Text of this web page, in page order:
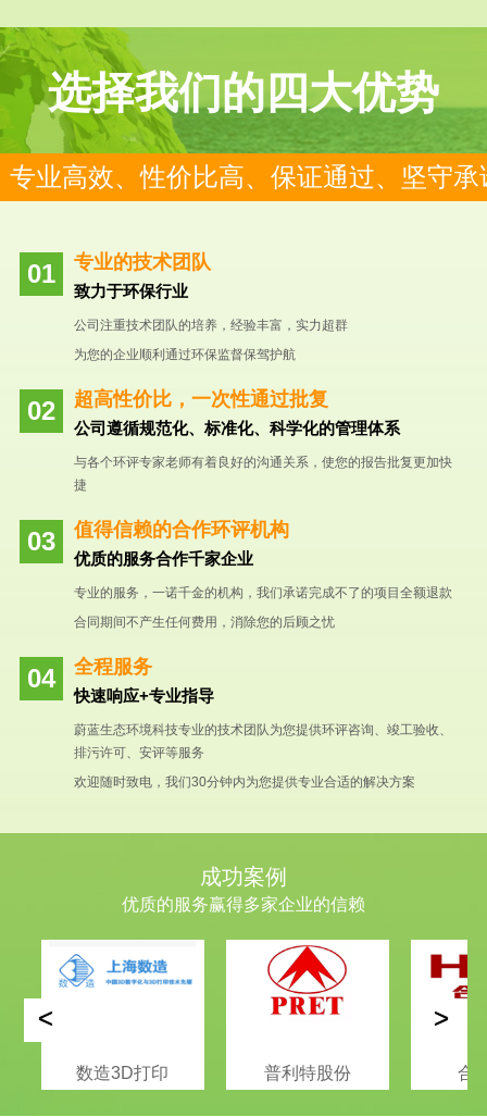
选择我们的四大优势
专业高效、性价比高、保证通过、坚守承
专业的技术团队
致力于环保行业
公司注重技术团队的培养，经验丰富，实力超群
为您的企业顺利通过环保监督保驾护航
超高性价比，一次性通过批复
公司遵循规范化、标准化、科学化的管理体系
与各个环评专家老师有着良好的沟通关系，使您的报告批复更加快
捷
值得信赖的合作环评机构
优质的服务合作千家企业
专业的服务，一诺千金的机构，我们承诺完成不了的项目全额退款
合同期间不产生任何费用，消除您的后顾之忧
全程服务
快速响应+专业指导
蔚蓝生态环境科技专业的技术团队为您提供环评咨询、竣工验收、
排污许可、安评等服务
欢迎随时致电，我们30分钟内为您提供专业合适的解决方案
成功案例
优质的服务赢得多家企业的信赖
数造3D打印 普利特股份 合
< >